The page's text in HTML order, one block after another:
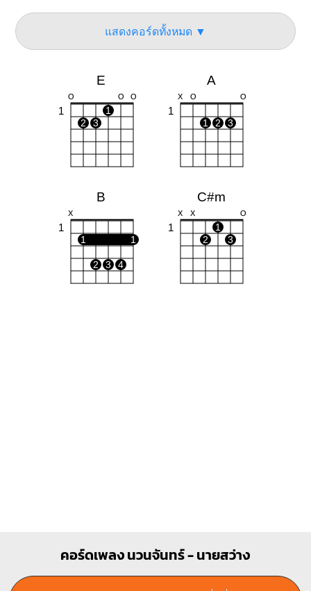
แสดงคอร์ดทั้งหมด ▼
E
O O O
1
1
2
3
A
X O O
1
1 2 3
B
X
1
1 1
2 3 4
C#m
X X O
1
1
2
3
คอร์ดเพลง นวนจันทร์ - นายสว่าง